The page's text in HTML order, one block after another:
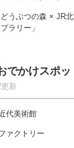
うぶつの森 × JR
ラリー」
でかけスポ
新
代美術館
ァクトリー